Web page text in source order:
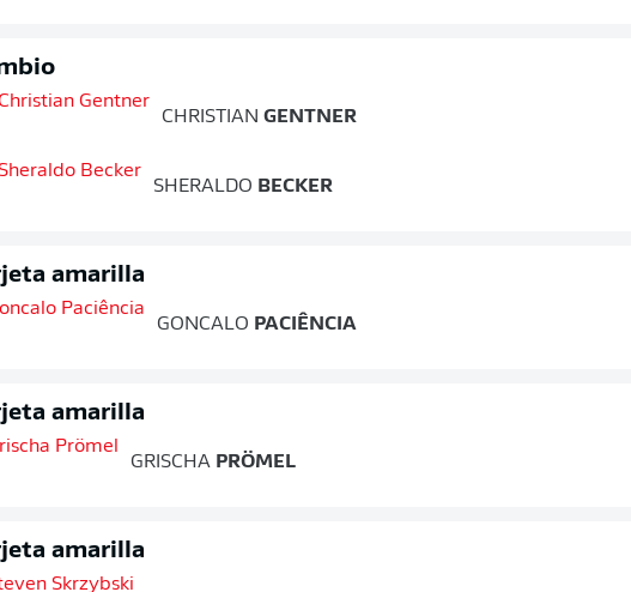
CHRISTIAN GENTNER
SHERALDO BECKER
amarilla
GONCALO PACIÊNCIA
amarilla
GRISCHA PRÖMEL
amarilla